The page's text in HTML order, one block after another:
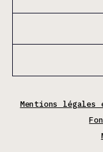
Mentions